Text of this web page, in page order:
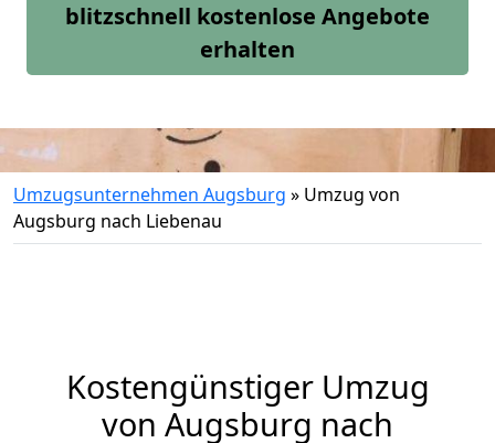
blitzschnell kostenlose Angebote
erhalten
Umzugsunternehmen Augsburg » Umzug von
Augsburg nach Liebenau
Kostengünstiger Umzug
von Augsburg nach